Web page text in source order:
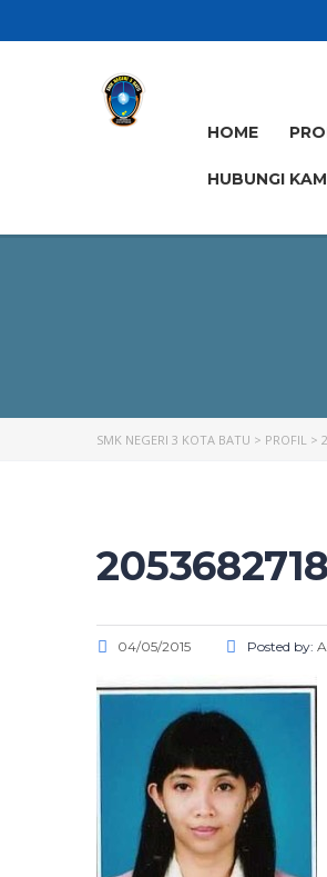
HOME
HUBUNGI
SMK NEGERI 3 KOTA BATU > PROFIL >
04/05/2015 Posted by: